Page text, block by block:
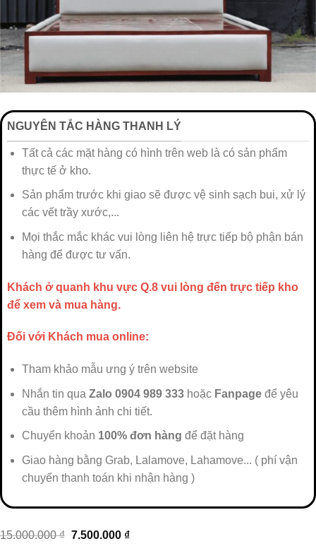
NGUYÊN TẮC HÀNG THANH LÝ
Tất cả các mặt hàng có hình trên web là có sản phẩm
thực tế ở kho.
Sản phẩm trước khi giao sẽ được vệ sinh sạch bui, xử lý
các vết trầy xước,...
Mọi thắc mắc khác vui lòng liên hệ trực tiếp bộ phận bán
hàng để được tư vấn.
Khách ở quanh khu vực Q.8 vui lòng đến trực tiếp kho
để xem và mua hàng.
Đối với Khách mua online:
Tham khảo mẫu ưng ý trên website
Nhắn tin qua Zalo 0904 989 333hoặc Fanpageđể yêu
cầu thêm hình ảnh chi tiết.
Chuyển khoản 100% đơn hàng để đặt hàng
Giao hàng bằng Grab, Lalamove, Lahamove... ( phí vận
chuyển thanh toán khi nhận hàng )
15.000.000₫ Giá
7.500.000 ₫Giá